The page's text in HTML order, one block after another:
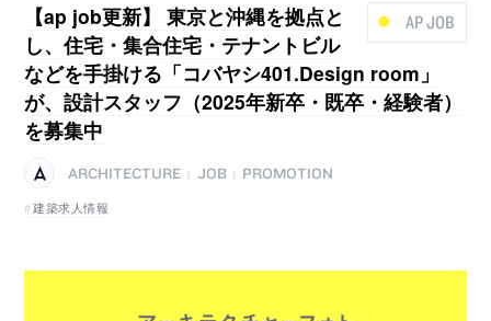
AP JOB
【ap job更新】 東京と沖縄を拠点と
し、住宅・集合住宅・テナントビル
などを手掛ける「コバヤシ401.Design room」
が、設計スタッフ（2025年新卒・既卒・経験者）
を募集中
ARCHITECTURE JOB
PROMOTION
建築求人情報